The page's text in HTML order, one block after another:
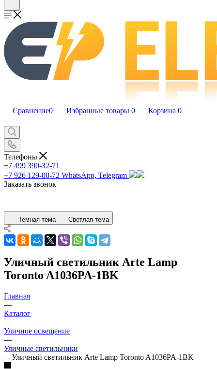
Сравнение0 Избранные товары 0 Корзина 0
Телефоны
+7 499 390-32-71
+7 926 129-00-72 WhatsApp, Telegram
Заказать звонок
Темная тема Светлая тема
Уличный светильник Arte Lamp
Toronto A1036PA-1BK
Главная
—
Каталог
—
Уличное освещение
—
Уличные светильники
—Уличный светильник Arte Lamp Toronto A1036PA-1BK